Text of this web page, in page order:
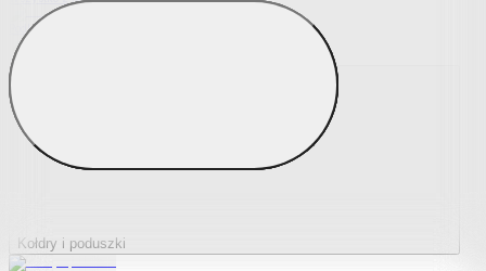
Podkładki na materace
Materace nawierzchniowe
Kołdry i poduszki